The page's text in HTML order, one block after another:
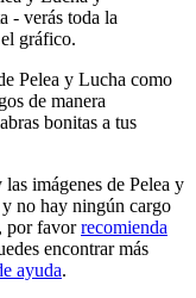
- verás toda la
gráfico.
Pelea y Lucha como
de manera
bonitas a tus
imágenes de Pelea y
no hay ningún cargo
por favorrecomienda
encontrar más
ayuda.